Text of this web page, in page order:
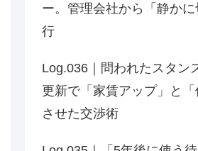
ー。管理会社から「静か
行
Log.036｜問われたスタン
更新で「家賃アップ」と
させた交渉術